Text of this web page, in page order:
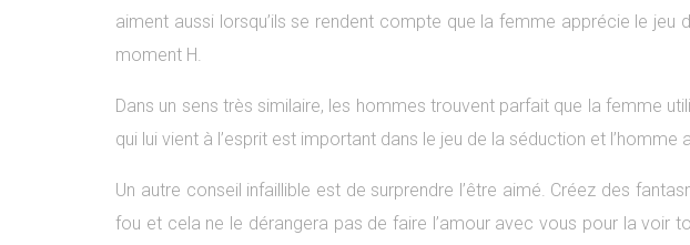
aiment aussi lorsqu’ils se rendent compte que la femme apprécie le jeu
moment H.
Dans un sens très similaire, les hommes trouvent parfait que la femme
qui lui vient à l’esprit est important dans le jeu de la séduction et
Un autre conseil infaillible est de surprendre l’être aimé. Créez des
fou et cela ne le dérangera pas de faire l’amour avec vous pour la voir